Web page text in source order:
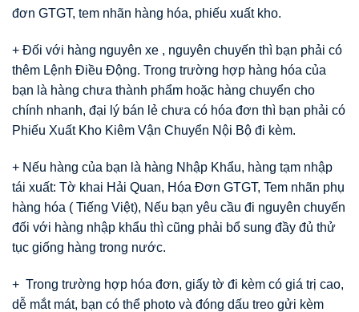
đơn GTGT, tem nhãn hàng hóa, phiếu xuất kho.
+ Đối với hàng nguyên xe , nguyên chuyến thì bạn phải có
thêm Lệnh Điều Động. Trong trường hợp hàng hóa của
bạn là hàng chưa thành phẩm hoặc hàng chuyển cho
chính nhanh, đại lý bán lẻ chưa có hóa đơn thì bạn phải có
Phiếu Xuất Kho Kiêm Vận Chuyển Nội Bộ đi kèm.
+ Nếu hàng của bạn là hàng Nhập Khẩu, hàng tạm nhập
tái xuất: Tờ khai Hải Quan, Hóa Đơn GTGT, Tem nhãn phụ
hàng hóa ( Tiếng Việt), Nếu bạn yêu cầu đi nguyên chuyến
đối với hàng nhập khẩu thì cũng phải bổ sung đầy đủ thử
tục giống hàng trong nước.
+ Trong trường hợp hóa đơn, giấy tờ đi kèm có giá trị cao,
dễ mắt mát, bạn có thể photo và đóng dấu treo gửi kèm